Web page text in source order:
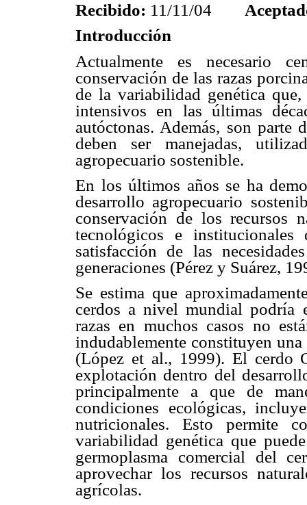
Recibido: 11/11/04
Introducción
Actualmente es necesario
conservación de las razas
de la variabilidad genética
intensivos en las últimas
autóctonas. Además, son
deben ser manejadas,
agropecuario sostenible.
En los últimos años se ha
desarrollo agropecuario
conservación de los recursos
tecnológicos e
satisfacción de las
generaciones (Pérez y Suárez,
Se estima que
cerdos a nivel mundial podría
razas en muchos casos no
indudablemente constituyen
(López et al., 1999). El cerdo
explotación dentro del
principalmente a que de
condiciones ecológicas,
nutricionales. Esto permite
variabilidad genética que
germoplasma comercial del
aprovechar los recursos
agrícolas.